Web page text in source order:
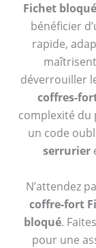
Fichet bloqué
bénéficier
rapide,
déverrouiller
coffres-
complexité du
un code
serrurier
N’attendez
coffre-fort
bloqué.
pour une